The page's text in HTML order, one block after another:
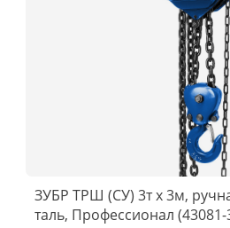
ЗУБР ТРШ (СУ) 3т х 3м,
таль, Профессионал (43081-